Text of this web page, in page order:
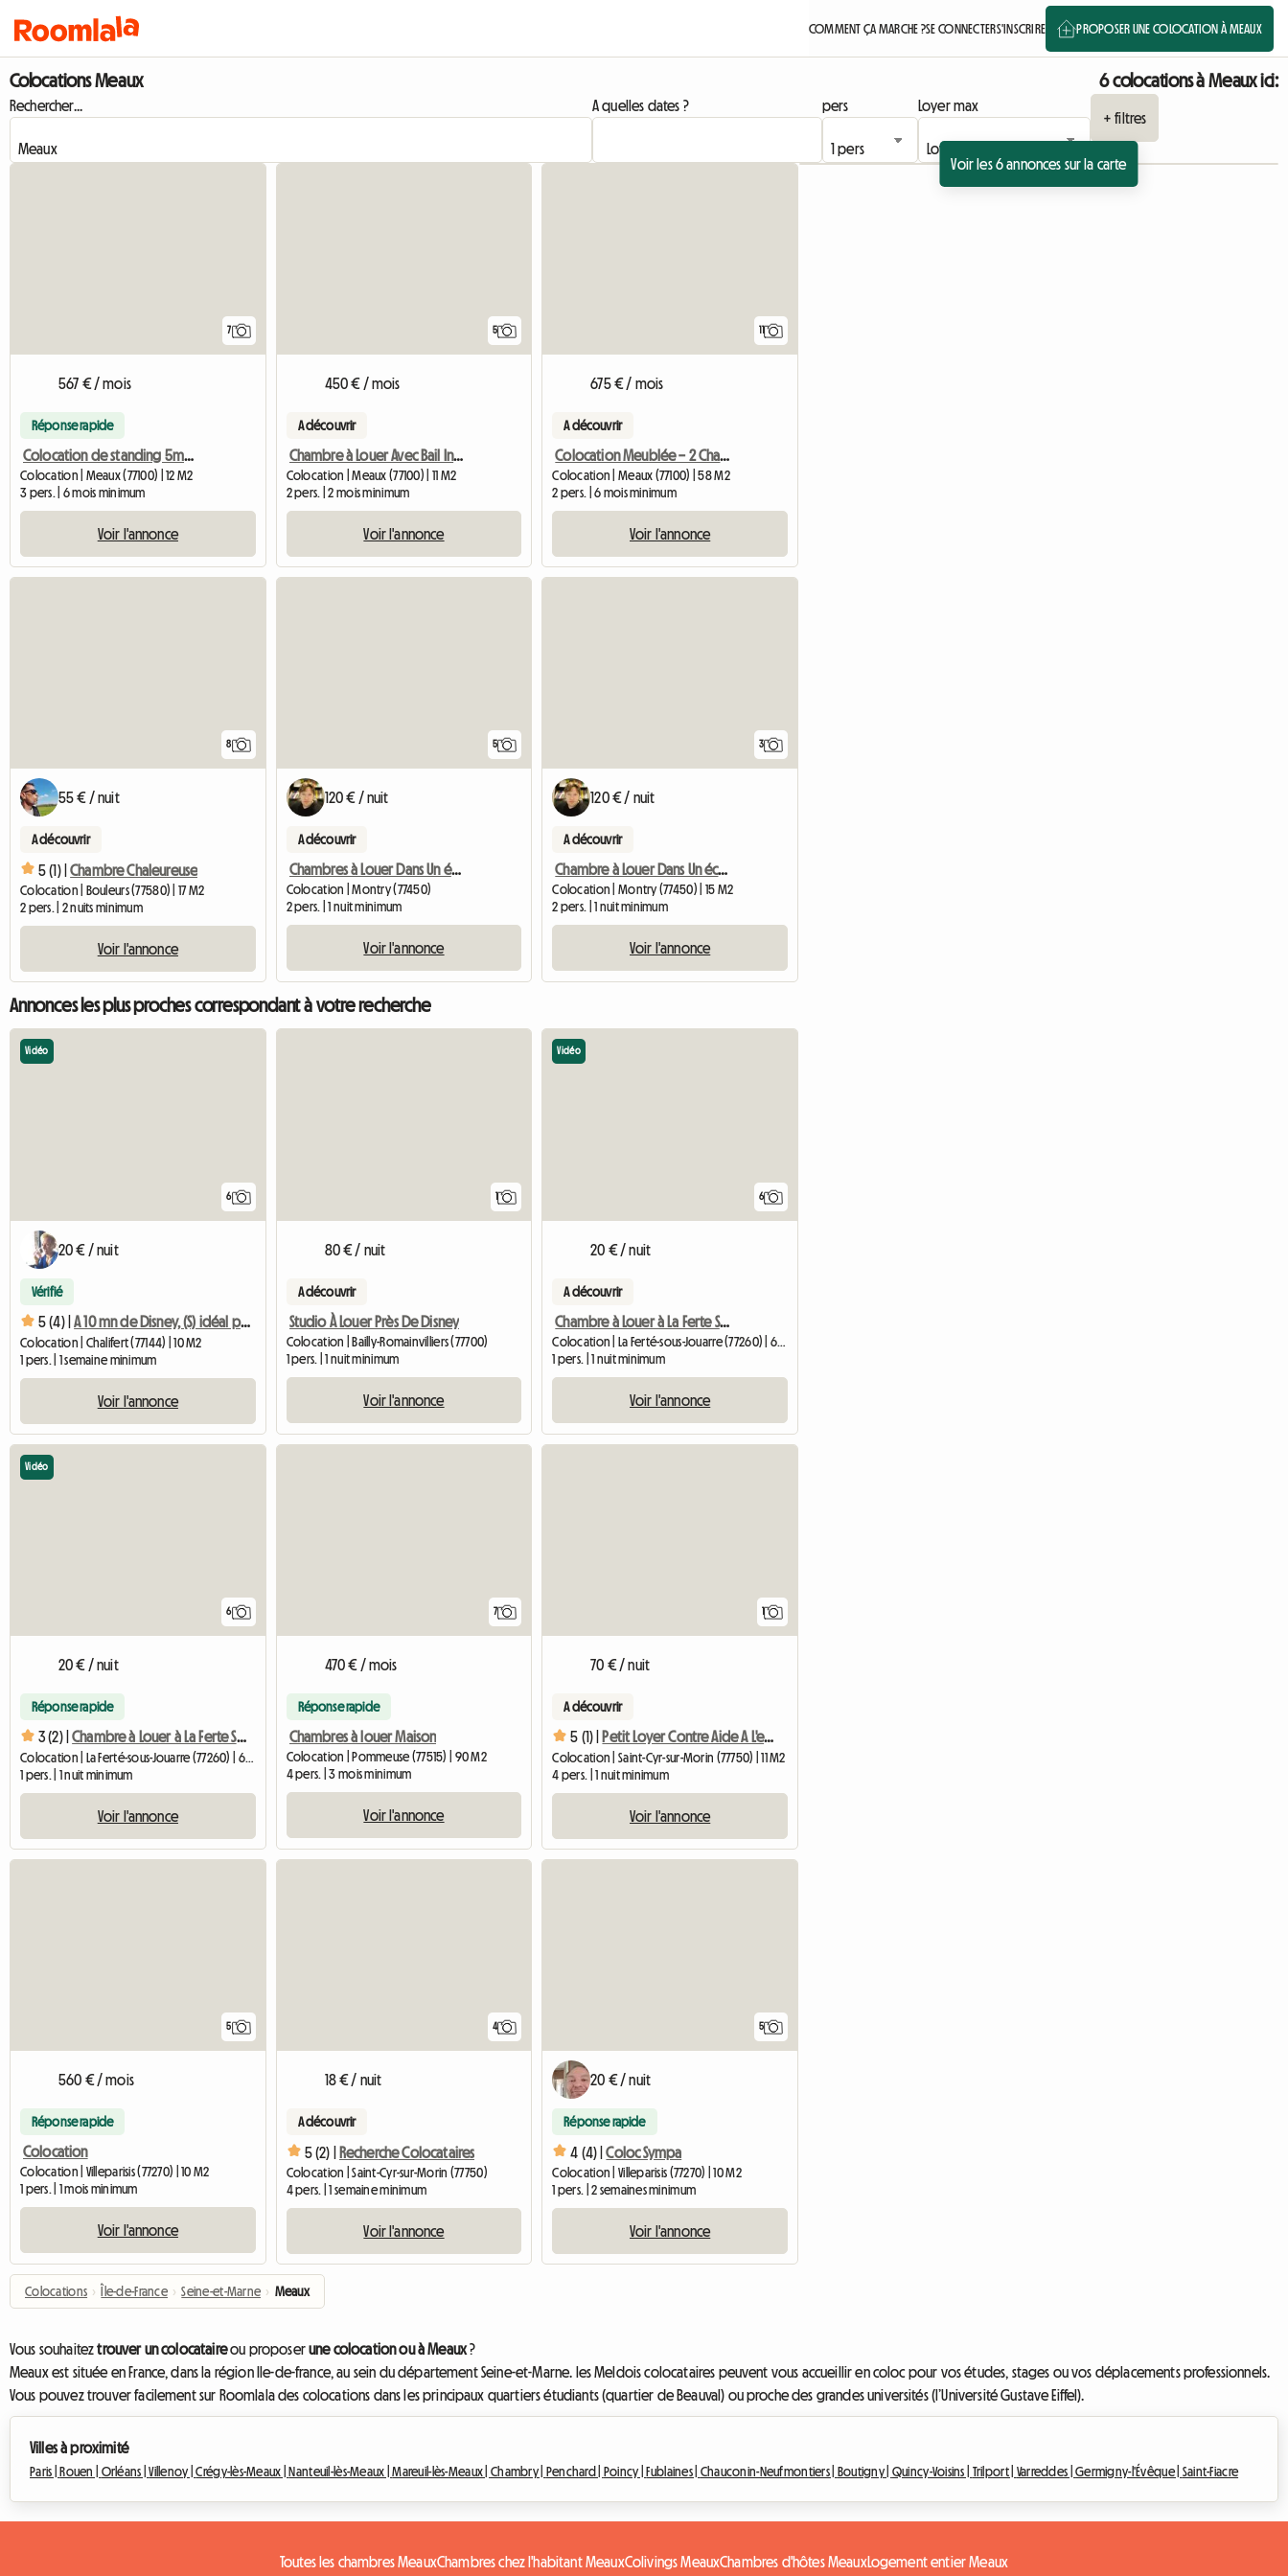
COMMENT ÇA MARCHE ?SE CONNECTERS'INSCRIRE PROPOSER UNE COLOCATION À MEAUX
Colocations Meaux 6 colocations à Meaux ici:
Rechercher... A quelles dates ? pers
Loyer max
+ filtres
Voir les 6 annonces sur la carte
7
567 € / mois
Réponse rapide
Colocation de standing 5mn hôpital Meaux
Colocation | Meaux (77100) | 12 M2
3 pers. | 6 mois minimum
Voir l'annonce
5
450 € / mois
A découvrir
Chambre à Louer Avec Bail Individuel
Colocation | Meaux (77100) | 11 M2
2 pers. | 2 mois minimum
Voir l'annonce
11
675 € / mois
A découvrir
Colocation Meublée – 2 Chambres Privatives à Meaux(77100)
Colocation | Meaux (77100) | 58 M2
2 pers. | 6 mois minimum
Voir l'annonce
8
55 € / nuit
A découvrir
5 (1) | Chambre Chaleureuse
Colocation | Bouleurs (77580) | 17 M2
2 pers. | 2 nuits minimum
Voir l'annonce
5
120 € / nuit
A découvrir
Chambres à Louer Dans Un écrin De Verdure Au Cœur De Val D'E
Colocation | Montry (77450)
2 pers. | 1 nuit minimum
Voir l'annonce
3
120 € / nuit
A découvrir
Chambre à Louer Dans Un écrin De Verdure Au Cœur Du Val D'Eu
Colocation | Montry (77450) | 15 M2
2 pers. | 1 nuit minimum
Voir l'annonce
Annonces les plus proches correspondant à votre recherche
6
Vidéo
20 € / nuit
Vérifié
5 (4) | A 10 mn de Disney, (S) idéal pour stages ou courtes missions
Colocation | Chalifert (77144) | 10 M2
1 pers. | 1 semaine minimum
Voir l'annonce
1
80 € / nuit
A découvrir
Studio À Louer Près De Disney
Colocation | Bailly-Romainvilliers (77700)
1 pers. | 1 nuit minimum
Voir l'annonce
6
Vidéo
20 € / nuit
A découvrir
Chambre à Louer à La Ferte Sous Jouarre (copie)
1 pers. | 1 nuit minimum
Voir l'annonce
6
Vidéo
20 € / nuit
Réponse rapide
3 (2) | Chambre à Louer à La Ferte Sous Jouarre (copie)
Colocation | La Ferté-sous-Jouarre (77260) | 68 M2
1 pers. | 1 nuit minimum
Voir l'annonce
7
470 € / mois
Réponse rapide
Chambres à louer Maison
Colocation | Pommeuse (77515) | 90 M2
4 pers. | 3 mois minimum
Voir l'annonce
1
70 € / nuit
A découvrir
5 (1) | Petit Loyer Contre Aide A L'entretien
Colocation | Saint-Cyr-sur-Morin (77750) | 11 M2
4 pers. | 1 nuit minimum
Voir l'annonce
5
560 € / mois
Réponse rapide
Colocation
Colocation | Villeparisis (77270) | 10 M2
1 pers. | 1 mois minimum
Voir l'annonce
4
18 € / nuit
A découvrir
5 (2) | Recherche Colocataires
Colocation | Saint-Cyr-sur-Morin (77750)
4 pers. | 1 semaine minimum
Voir l'annonce
5
20 € / nuit
Réponse rapide
4 (4) | Coloc Sympa
Colocation | Villeparisis (77270) | 10 M2
1 pers. | 2 semaines minimum
Voir l'annonce
Colocations › Île-de-France › Seine-et-Marne › Meaux
Vous souhaiteztrouver un colocataireou proposerune colocation ou à Meaux?
Meaux est située en France, dans la région Ile-de-france, au sein du département Seine-et-Marne. les Meldois colocataires peuvent vous accueillir en coloc pour vos études, stages ou vos déplacements professionnels.
Vous pouvez trouver facilement sur Roomlala des colocations dans les principaux quartiers étudiants (quartier de Beauval) ou proche des grandes universités (l’Université Gustave Eiffel).
Villes à proximité
Paris | Rouen | Orléans |Villenoy |Crégy-lès-Meaux | Nanteuil-lès-Meaux |Mareuil-lès-Meaux | Chambry | Penchard | Poincy | Fublaines | Chauconin-Neufmontiers | Boutigny | Quincy-Voisins | Trilport | Varreddes |Germigny-l'Évêque | Saint-Fiacre
Toutes les chambres MeauxChambres chez l'habitant MeauxColivings MeauxChambres d'hôtes MeauxLogement entier Meaux